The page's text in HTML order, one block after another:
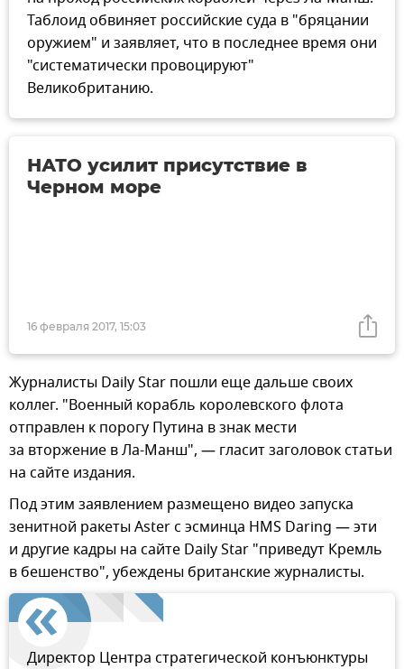
Таблоид обвиняет российские суда в "бряцании
оружием" и заявляет, что в последнее время они
"систематически провоцируют"
Великобританию.
16 февраля 2017, 15:03
НАТО усилит присутствие в
Черном море
Журналисты Daily Star пошли еще дальше своих
коллег. "Военный корабль королевского флота
отправлен к порогу Путина в знак мести
за вторжение в Ла-Манш", — гласит заголовок статьи
на сайте издания.
Под этим заявлением размещено видео запуска
зенитной ракеты Aster с эсминца HMS Daring — эти
и другие кадры на сайте Daily Star "приведут Кремль
в бешенство", убеждены британские журналисты.
Директор Центра стратегической конъюнктуры